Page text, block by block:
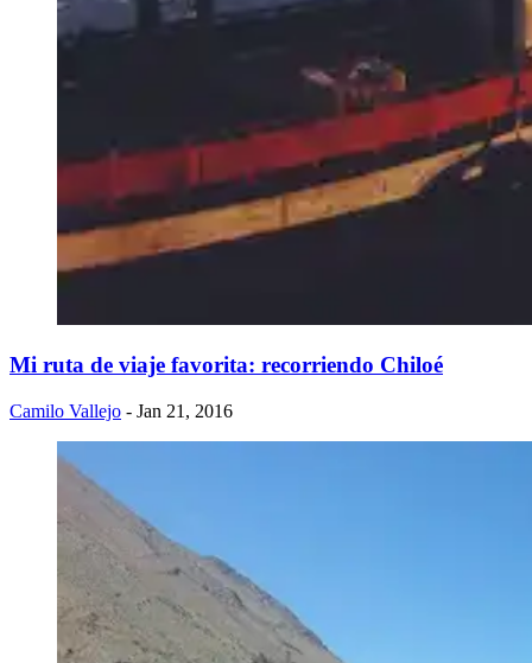
Mi ruta de viaje favorita: recorriendo Chiloé
Camilo Vallejo - Jan 21, 2016